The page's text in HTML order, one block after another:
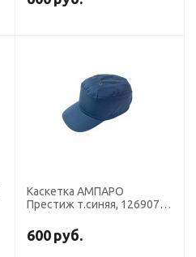
Каскетка АМПАРО
Престиж т.синяя, 126907
600 руб.